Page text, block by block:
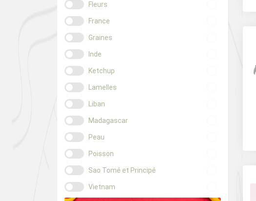
Fleurs
France
Graines
Inde
Ketchup
Lamelles
Liban
Madagascar
Peau
Poisson
Sao Tomé et Principé
Vietnam